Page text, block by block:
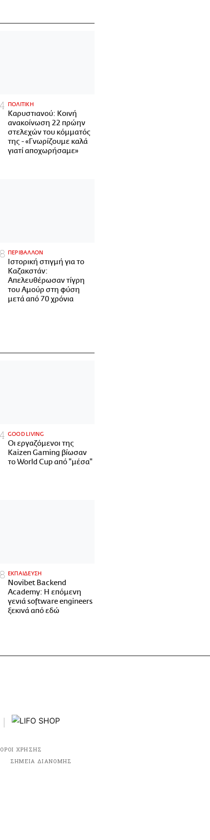
ΠΟΛΙΤΙΚΗ
Καρυστιανού: Κοινή
ανακοίνωση 22 πρώην
στελεχών του κόμματός
της - «Γνωρίζουμε καλά
γιατί αποχωρήσαμε»
ΠΕΡΙΒΑΛΛΟΝ
Ιστορική στιγμή για το
Καζακστάν:
Απελευθέρωσαν τίγρη
του Αμούρ στη φύση
μετά από 70 χρόνια
GOOD LIVING
Οι εργαζόμενοι της
Kaizen Gaming βίωσαν
το World Cup από "μέσα"
ΕΚΠΑΙΔΕΥΣΗ
Novibet Backend
Academy: Η επόμενη
γενιά software engineers
ξεκινά από εδώ
ΟΡΟΙ ΧΡΗΣΗΣ
ΣΗΜΕΙΑ ΔΙΑΝΟΜΗΣ